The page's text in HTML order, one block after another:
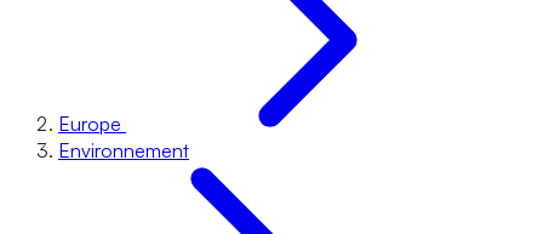
Europe
Environnement